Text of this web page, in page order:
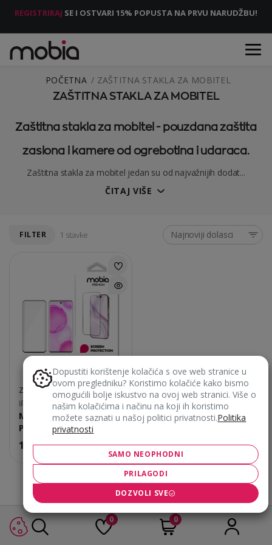
0 0
REGISTRIRAJ SE I OSTVARI 15% POPUSTA NA PRVU NARUDŽBU!
POČETNA ZAŠTITNA STAKLA ZA MOBITEL
ZAŠTITNA STAKLA ZA MOBITEL
Zaštitna stakla za mobitel - pouzdana zaštita
zaslona i kamere od ogrebotina i udaraca.
Zaštitna stakla za mobitel jedan su od najvažnijih dodat...
ČITAJ VIŠE
FILTER 1 stavke Najnoviji dolasci
ZAŠTITNA STAKLA ZA MOBITEL
iPhone 11 Pro/X/XS
Mobia zaštita ekrana
Premium
19,90€
Ne znaš koji je proizvod pravi za
Dopustiti korištenje kolačića s ove web stranice u
ovom pregledniku? Koristimo kolačiće kako bismo
omogućili bolje iskustvo na ovoj web stranici. Više o
našim kolačićima i načinu na koji ih koristimo
možete saznati u našoj politici privatnosti.Politika
privatnosti
SAMO NEOPHODNI
PRILAGODI
DOZVOLI SVE